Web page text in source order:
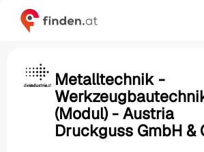
Metalltechnik -
(Modul) - Austria
Druckguss GmbH &